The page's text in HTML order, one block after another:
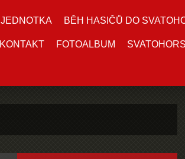
JEDNOTKA BĚH HASIČŮ DO
KONTAKT FOTOALBUM